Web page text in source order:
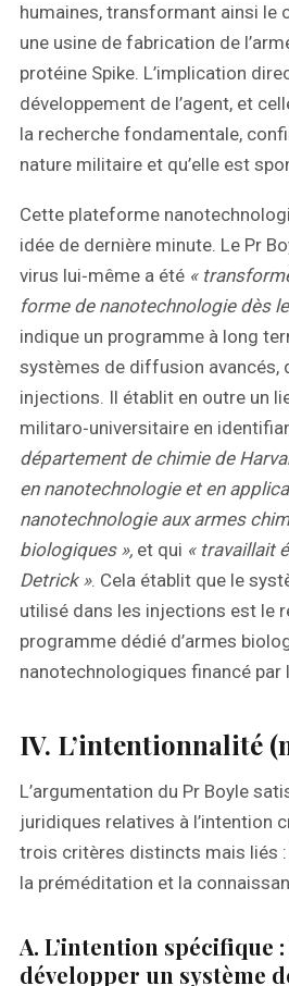
humaines, transformant ainsi le
une usine de fabrication de
protéine Spike. L’implication
développement de l’agent, et
la recherche fondamentale,
nature militaire et qu’elle est
Cette plateforme
idée de dernière minute. Le Pr
virus lui‑même a été «
forme de nanotechnologie dès
indique un programme à long
systèmes de diffusion avancés,
injections. Il établit en outre un
militaro‑universitaire en
département de chimie de
en nanotechnologie et en
nanotechnologie aux armes
biologiques », et qui « travaillait
Detrick ». Cela établit que le
utilisé dans les injections est le
programme dédié d’armes
nanotechnologiques financé par
IV. L’intentionnalité
L’argumentation du Pr Boyle
juridiques relatives à l’intention
trois critères distincts mais liés :
la préméditation et la
A. L’intention spécifique
développer un système